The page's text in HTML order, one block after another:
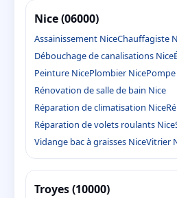
Nice (06000)
Assainissement NiceChauffagiste
Débouchage de canalisations Nice
Peinture NicePlombier Nice
Rénovation de salle de bain Nice
Réparation de climatisation Nice
Réparation de volets roulants Nice
Vidange bac à graisses NiceVitrier
Troyes (10000)